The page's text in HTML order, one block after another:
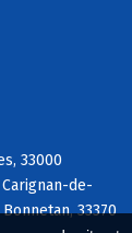
33000
de-
33370